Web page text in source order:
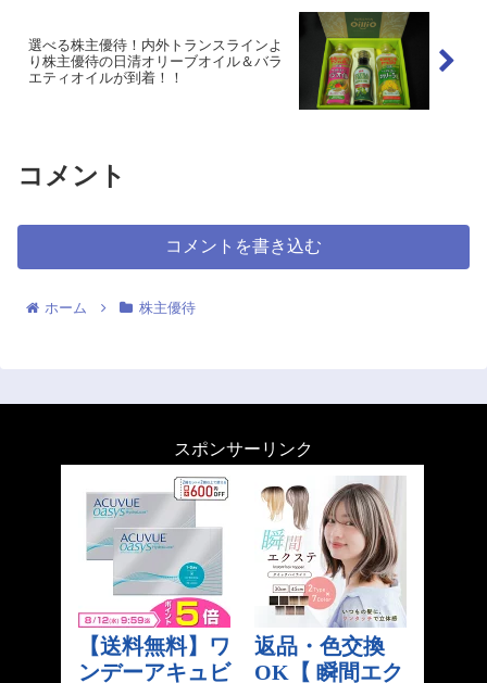
選べる株主優待！内外トランスラインよ
り株主優待の日清オリーブオイル＆バラ
エティオイルが到着！！
コメント
コメントを書き込む
ホーム 株主優待
スポンサーリンク